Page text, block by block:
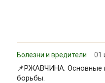
Болезни и вредители 01
📌РЖАВЧИНА. Основные
борьбы.